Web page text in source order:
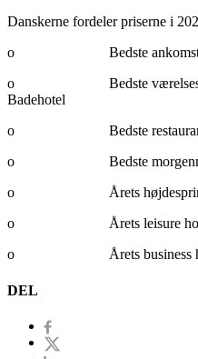
Danskerne fordeler priserne i
o Bedste ankomst/
o Bedste
Badehotel
o Bedste
o Bedste
o Årets højdespringer:
o Årets leisure hotel:
o Årets business hotel:
DEL